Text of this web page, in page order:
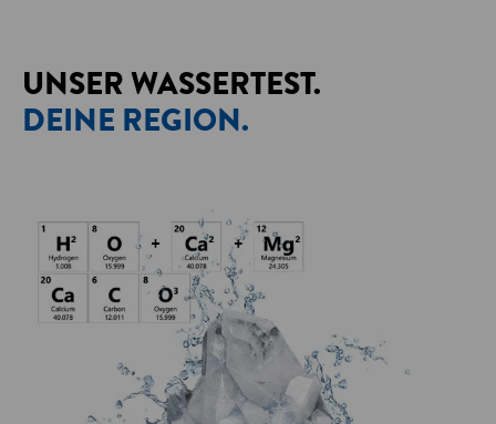
UNSER WASSERTEST.
DEINE REGION.